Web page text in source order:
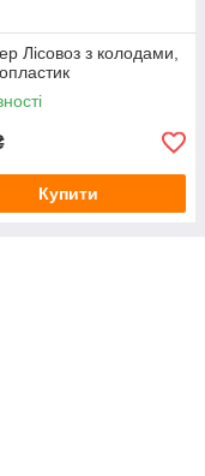
Лісовоз з колодами,
Купити